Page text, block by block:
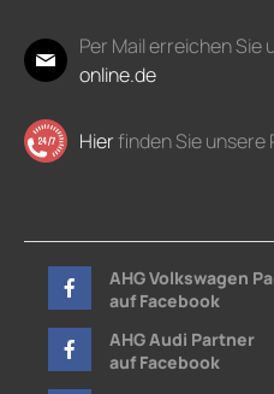
Per Mail erreichen Sie
online.de
Hierfinden Sie unsere
AHG Volkswagen
auf Facebook
AHG Audi Partner
auf Facebook